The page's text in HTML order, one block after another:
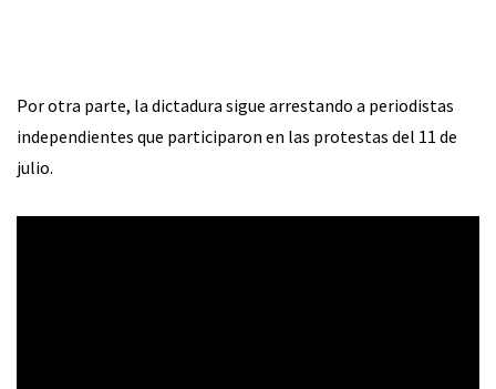
Por otra parte, la dictadura sigue arrestando a periodistas
independientes que participaron en las protestas del 11 de
julio.